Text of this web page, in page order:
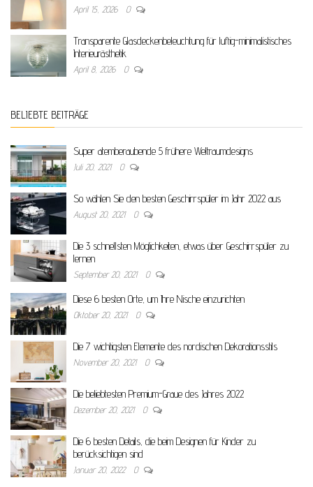
April 15, 2026 0
Transparente Glasdeckenbeleuchtung für luftig-minimalistisches
Interieurästhetik
April 8, 2026 0
BELIEBTE BEITRÄGE
Super atemberaubende 5 frühere Weltraumdesigns
Juli 20, 2021 0
So wählen Sie den besten Geschirrspüler im Jahr 2022 aus
August 20, 2021 0
Die 3 schnellsten Möglichkeiten, etwas über Geschirrspüler zu
lernen
September 20, 2021 0
Diese 6 besten Orte, um Ihre Nische einzurichten
Oktober 20, 2021 0
Die 7 wichtigsten Elemente des nordischen Dekorationsstils
November 20, 2021 0
Die beliebtesten Premium-Graue des Jahres 2022
Dezember 20, 2021 0
Die 6 besten Details, die beim Designen für Kinder zu
berücksichtigen sind
Januar 20, 2022 0